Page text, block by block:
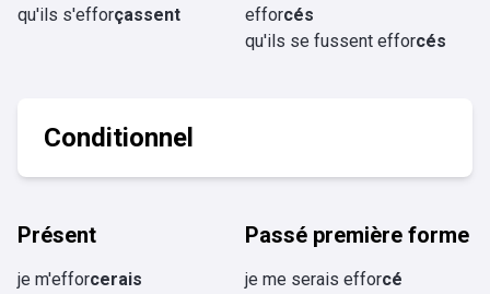
qu'ils s'efforçassent
efforcés
qu'ils se fussent efforcés
Conditionnel
Présent
je m'efforcerais
Passé première forme
je me serais efforcé